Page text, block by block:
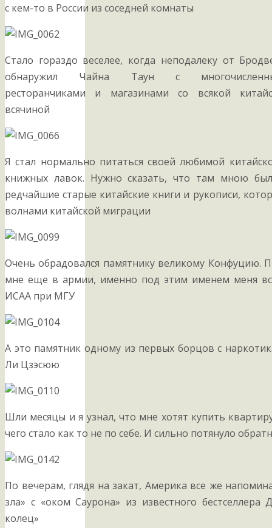
с кем-то в России из соседней комнаты
Стало гораздо веселее, когда неподалеку от
обнаружил Чайна Таун с
ресторанчиками и магазинами со всякой
всячиной
Я стал нормально питаться своей любимой
книжных лавок. Нужно сказать, что там мною
редчайшие старые китайские книги и рукописи,
волнами китайской миграции
Очень обрадовался памятнику великому Конфуцию.
мне еще в армии, именно под этим именем меня
ИСАА при МГУ
А это памятник одному из первых борцов с
Ли Цзэсюю
Шли месяцы и я узнал, что мне хотят купить
чего стало как то не по себе. И сильно потянуло
По вечерам, глядя на закат, Америка все же
зла» с «оком Саурона» из известного бестселлера
колец»